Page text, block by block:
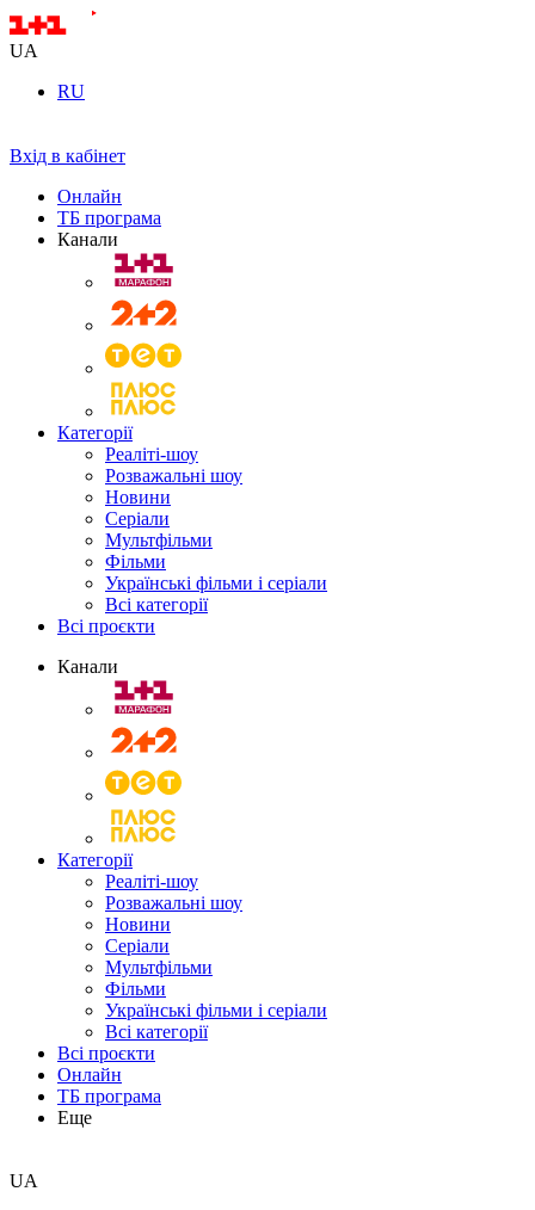
UA
RU
Вхід в кабінет
Онлайн
ТБ програма
Канали
Категорії
Реаліті-шоу
Розважальні шоу
Новини
Серіали
Мультфільми
Фільми
Українські фільми і серіали
Всі категорії
Всі проєкти
Канали
Категорії
Реаліті-шоу
Розважальні шоу
Новини
Серіали
Мультфільми
Фільми
Українські фільми і серіали
Всі категорії
Всі проєкти
Онлайн
ТБ програма
Еще
UA